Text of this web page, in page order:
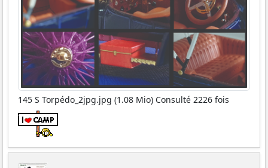
145 S Torpédo_2jpg.jpg (1.08 Mio) Consulté 2226 fois